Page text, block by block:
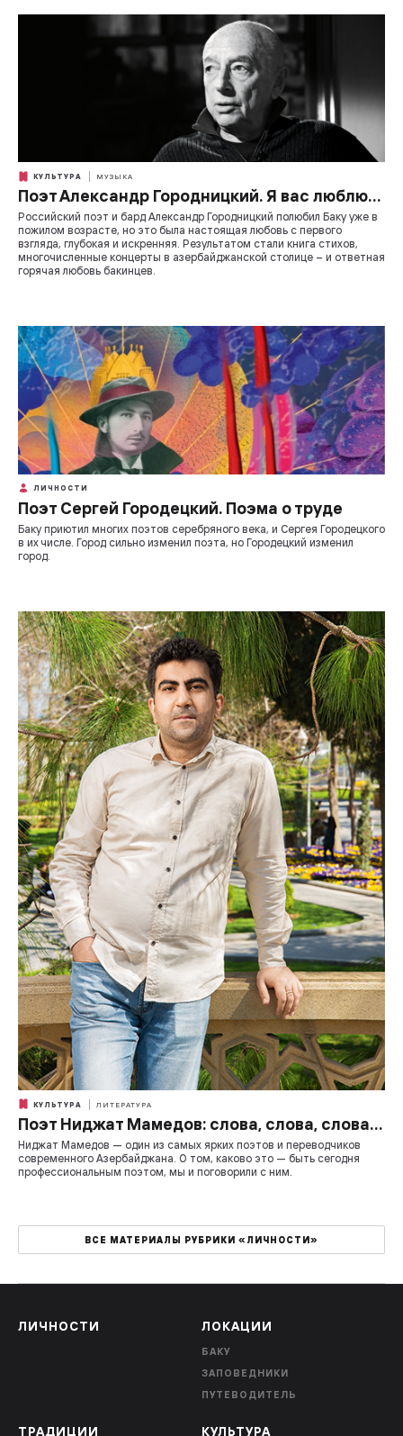
КУЛЬТУРА МУЗЫКА
Поэт Александр Городницкий. Я вас люблю…
Российский поэт и бард Александр Городницкий полюбил Баку уже в
пожилом возрасте, но это была настоящая любовь с первого
взгляда, глубокая и искренняя. Результатом стали книга стихов,
многочисленные концерты в азербайджанской столице – и ответная
горячая любовь бакинцев.
ЛИЧНОСТИ
Поэт Сергей Городецкий. Поэма о труде
Баку приютил многих поэтов серебряного века, и Сергея Городецкого
в их числе. Город сильно изменил поэта, но Городецкий изменил
город.
КУЛЬТУРА ЛИТЕРАТУРА
Поэт Ниджат Мамедов: слова, слова, слова…
Ниджат Мамедов — один из самых ярких поэтов и переводчиков
современного Азербайджана. О том, каково это — быть сегодня
профессиональным поэтом, мы и поговорили с ним.
ВСЕ МАТЕРИАЛЫ РУБРИКИ «ЛИЧНОСТИ»
ЛИЧНОСТИ ЛОКАЦИИ
БАКУ
ЗАПОВЕДНИКИ
ПУТЕВОДИТЕЛЬ
ТРАДИЦИИ КУЛЬТУРА